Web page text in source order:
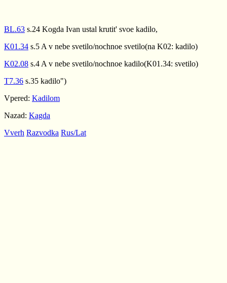
BL.63 s.24 Kogda Ivan ustal krutit' svoe kadilo,
K01.34 s.5 A v nebe svetilo/nochnoe svetilo(na K02: kadilo)
K02.08 s.4 A v nebe svetilo/nochnoe kadilo(K01.34: svetilo)
T7.36 s.35 kadilo")
Vpered: Kadilom
Nazad: Kagda
Vverh Razvodka Rus/Lat